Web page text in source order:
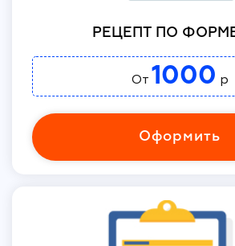
РЕЦЕПТ ПО ФОРМЕ
От 1000 р
Оформить